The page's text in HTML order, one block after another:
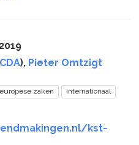
CDA), Pieter Omtzigt
europese zaken
internationaal
kst-